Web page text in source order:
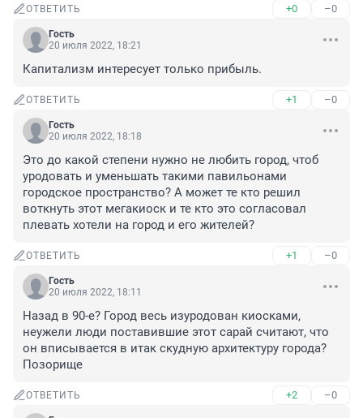
ОТВЕТИТЬ +0 –0
Гость
20 июля 2022, 18:21
Капитализм интересует только прибыль.
ОТВЕТИТЬ +1 –0
Гость
20 июля 2022, 18:18
Это до какой степени нужно не любить город, чтоб
уродовать и уменьшать такими павильонами
городское пространство? А может те кто решил
воткнуть этот мегакиоск и те кто это согласовал
плевать хотели на город и его жителей?
ОТВЕТИТЬ +1 –0
Гость
20 июля 2022, 18:11
Назад в 90-е? Город весь изуродован киосками,
неужели люди поставившие этот сарай считают, что
он вписывается в итак скудную архитектуру города?
Позорище
ОТВЕТИТЬ +2 –0